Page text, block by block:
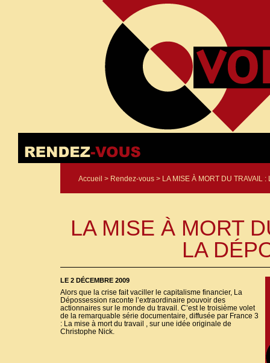
Accueil > Rendez-vous > LA MISE À MORT DU TRAVAIL :
LA MISE À MORT
LA
LE 2 DÉCEMBRE 2009
Alors que la crise fait vaciller le capitalisme financier, La
Dépossession raconte l’extraordinaire pouvoir des
actionnaires sur le monde du travail. C’est le troisième volet
de la remarquable série documentaire, diffusée par France 3
: La mise à mort du travail , sur une idée originale de
Christophe Nick.